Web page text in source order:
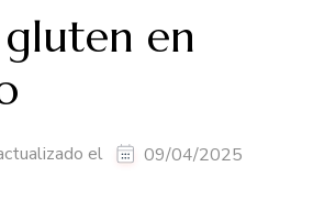
gluten en
el 09/04/2025